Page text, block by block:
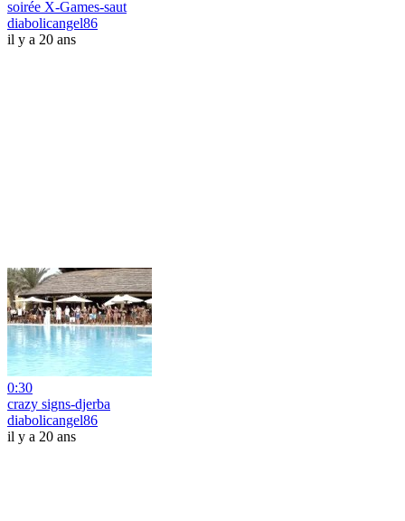
soirée X-Games-saut
diabolicangel86
il y a 20 ans
0:30
crazy signs-djerba
diabolicangel86
il y a 20 ans